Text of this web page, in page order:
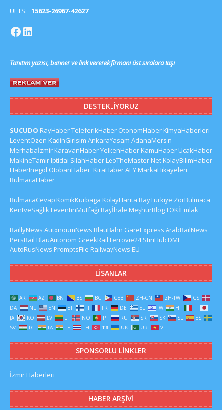
UETS: 15623-26967-42627
Tanıtım yazısı, banner ve link vererek firmanı üst sıralara taşı
DESTEKLIYORUZ
SUCUDO RayHaberTeleferikHaber OtonomHaberKimyaHaberleri
LeventÖzen KadinGirisim AnkaraYasam AdanaMersin
MerhabaİzmirKaravanHaberYelkenHaberKamuHaberUcakHaber
MakineTamirIptidai SilahHaberLeoTheMaster.NetKolayBilimHaber
HaberInegol OtobanHaber KiraHaberAEYMarkaHikayeleri
BulmacaHaber
BulmacaCevap KomikKurbaga KolayHarita RayTurkiye ZorBulmaca
KentveSağlık LeventinMutfağı Rayİhale MeşhurBlogTOKİEmlak
RaillyNews AutonoumNews BlauBahn GareExpress ArabRailNews
PersRail BlauAutonom GreekRail Ferrovie24 StiriHub DME
AutoRusNews PromptsFile RailwayNews EU
LISANLAR
AR AZ BN BS BG CEB ZH-CN ZH-TW
CS
DA
NL EN ET FI FR DE EL IW HI
IT
JA
KO LV LT NO PT RU SR SK SL
ES
SV
TG TA TE TH TR UK UR VI
SPONSORLU LINKLER
İzmir Haberleri
HABER ARŞIVI